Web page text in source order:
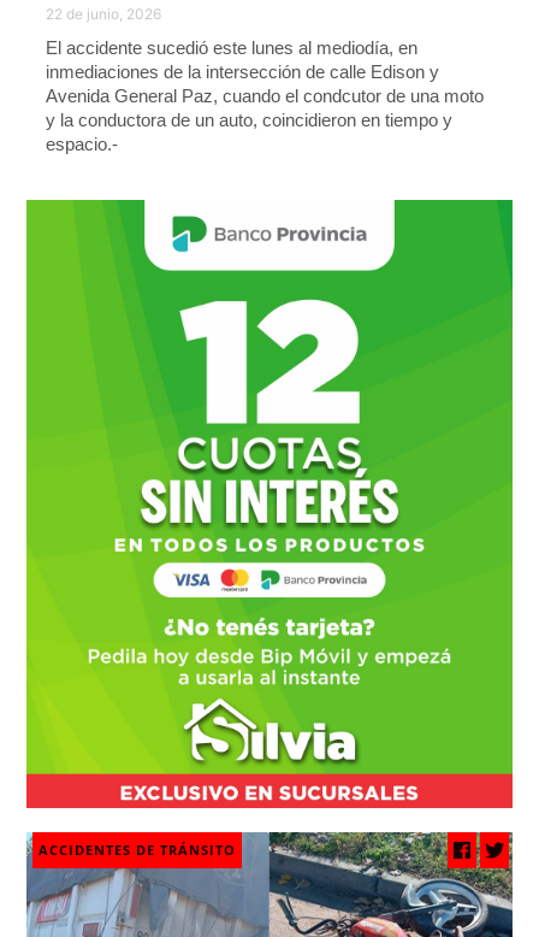
22 de junio, 2026
El accidente sucedió este lunes al mediodía, en
inmediaciones de la intersección de calle Edison y
Avenida General Paz, cuando el condcutor de una moto
y la conductora de un auto, coincidieron en tiempo y
espacio.-
ACCIDENTES DE TRÁNSITO